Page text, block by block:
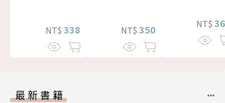
NT$ 338 NT$ 350 NT$
最新書籍